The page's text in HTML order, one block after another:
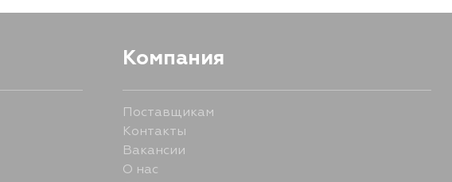
Компания
Поставщикам
Контакты
Вакансии
О нас